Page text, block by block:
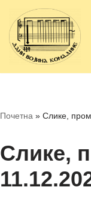
Скочи
на
садржај
Почетна » Слике,
Слике,